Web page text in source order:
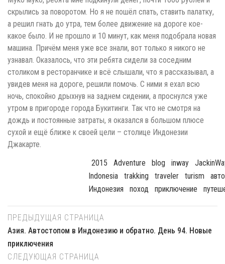
скрылись за поворотом. Но я не пошёл спать, ставить палатку,
а решил гнать до утра, тем более движение на дороге кое-
какое было. И не прошло и 10 минут, как меня подобрала новая
машина. Причём меня уже все знали, вот только я никого не
узнавал. Оказалось, что эти ребята сидели за соседним
столиком в ресторанчике и всё слышали, что я рассказывал, а
увидев меня на дороге, решили помочь. С ними я ехал всю
ночь, спокойно дрыхнув на заднем сидении, а проснулся уже
утром в пригороде города Букитинги. Так что не смотря на
дождь и постоянные затраты, я оказался в большом плюсе
сухой и ещё ближе к своей цели – столице Индонезии
Джакарте.
2015
Adventure Blog Inway
Indonesia
Trakking Traveler Turism
Индонезия
Поход Приключение
ПРЕДЫДУЩАЯ СТРАНИЦА
Азия. Автостопом в Индонезию и обратно. День 94. Новые
приключения
СЛЕДУЮЩАЯ СТРАНИЦА